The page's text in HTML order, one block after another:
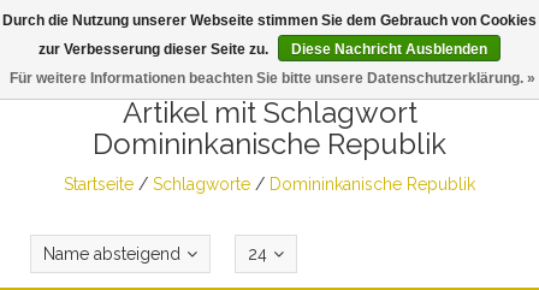
Artikel mit Schlagwort
Domininkanische Republik
Startseite / Schlagworte / Domininkanische Republik
Name absteigend 24
Durch die Nutzung unserer Webseite stimmen Sie dem Gebrauch von Cookies
zur Verbesserung dieser Seite zu.
Diese Nachricht Ausblenden
Für weitere Informationen beachten Sie bitte unsere Datenschutzerklärung. »